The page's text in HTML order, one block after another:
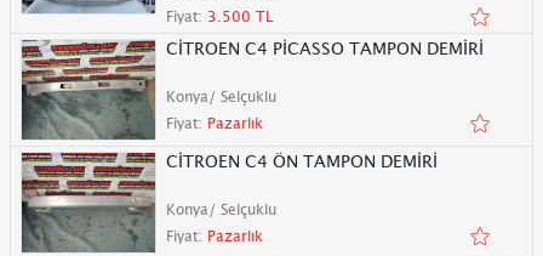
Fiyat: 3.500 TL
CİTROEN C4 PİCASSO TAMPON DEMİRİ
Konya/ Selçuklu
Fiyat: Pazarlık
CİTROEN C4 ÖN TAMPON DEMİRİ
Konya/ Selçuklu
Fiyat: Pazarlık